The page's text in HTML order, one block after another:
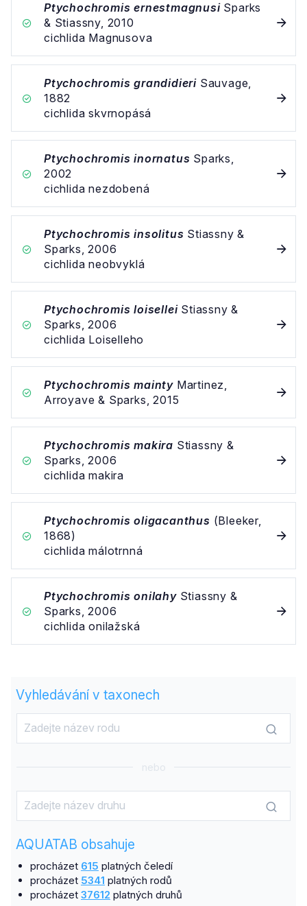
Ptychochromis ernestmagnusiSparks
& Stiassny, 2010
cichlida Magnusova
Ptychochromis grandidieri Sauvage,
1882
cichlida skvrnopásá
Ptychochromis inornatus Sparks,
2002
cichlida nezdobená
Ptychochromis insolitus Stiassny &
Sparks, 2006
cichlida neobvyklá
Ptychochromis loiselleiStiassny &
Sparks, 2006
cichlida Loiselleho
Ptychochromis mainty Martinez,
Arroyave & Sparks, 2015
Ptychochromis makira Stiassny &
Sparks, 2006
cichlida makira
Ptychochromis oligacanthus (Bleeker,
1868)
cichlida málotrnná
Ptychochromis onilahyStiassny &
Sparks, 2006
cichlida onilažská
Vyhledávání v taxonech
nebo
AQUATAB obsahuje
procházet 615 platných čeledí
procházet 5341 platných rodů
procházet 37612 platných druhů